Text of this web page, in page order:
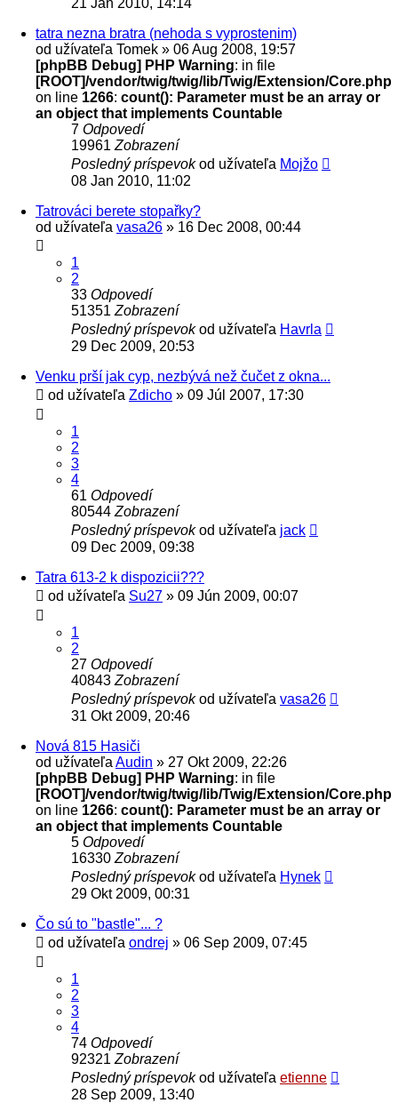
tatra nezna bratra (nehoda s vyprostenim)
od užívateľa Tomek » 06 Aug 2008, 19:57
[phpBB Debug] PHP Warning: in file
[ROOT]/vendor/twig/twig/lib/Twig/Extension/Core.php
on line 1266: count(): Parameter must be an array or
an object that implements Countable
7 Odpovedí
19961 Zobrazení
Posledný príspevokod užívateľa Mojžo
08 Jan 2010, 11:02
Tatrováci berete stopařky?
od užívateľa vasa26 » 16 Dec 2008, 00:44
1
2
33 Odpovedí
51351 Zobrazení
Posledný príspevokod užívateľa Havrla
29 Dec 2009, 20:53
Venku prší jak cyp, nezbývá než čučet z okna...
od užívateľa Zdicho » 09 Júl 2007, 17:30
1
2
3
4
61 Odpovedí
80544 Zobrazení
Posledný príspevokod užívateľa jack
09 Dec 2009, 09:38
Tatra 613-2 k dispozicii???
od užívateľa Su27 » 09 Jún 2009, 00:07
1
2
27 Odpovedí
40843 Zobrazení
Posledný príspevokod užívateľa vasa26
31 Okt 2009, 20:46
Nová 815 Hasiči
od užívateľa Audin » 27 Okt 2009, 22:26
[phpBB Debug] PHP Warning: in file
[ROOT]/vendor/twig/twig/lib/Twig/Extension/Core.php
on line 1266: count(): Parameter must be an array or
an object that implements Countable
5 Odpovedí
16330 Zobrazení
Posledný príspevokod užívateľa Hynek
29 Okt 2009, 00:31
Čo sú to "bastle"... ?
od užívateľa ondrej » 06 Sep 2009, 07:45
1
2
3
4
74 Odpovedí
92321 Zobrazení
Posledný príspevokod užívateľa etienne
28 Sep 2009, 13:40